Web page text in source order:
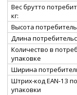
Вес брутто
кг:
Высота
Длина
Количество в
упаковке
Ширина
Штрих-код EAN-13
упаковки